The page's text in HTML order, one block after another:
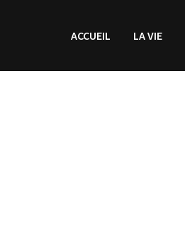
ACCUEIL LA VIE